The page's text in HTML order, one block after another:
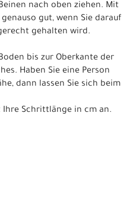
nach oben ziehen. Mit
gut, wenn Sie darauf
gehalten wird.
bis zur Oberkante der
Haben Sie eine Person
dann lassen Sie sich beim
Schrittlänge in cm an.